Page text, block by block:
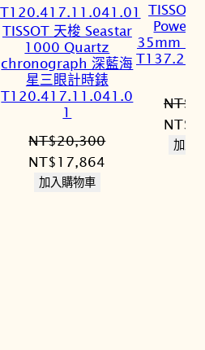
TISSOT 天梭 Seastar
1000 Quartz
chronograph 深藍海
星三眼計時錶
T120.417.11.041.0
1
NT$20,300
原
始
NT$17,864
加入購物車
TISSOT
35mm 黑
NT$
原
始
NT$
加入